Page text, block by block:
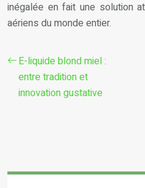
inégalée en fait une solution
aériens du monde entier.
E-liquide blond miel :
entre tradition et
innovation gustative